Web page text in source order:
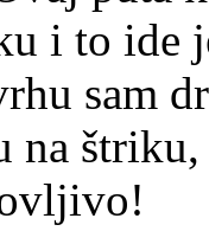
i to ide
sam
na